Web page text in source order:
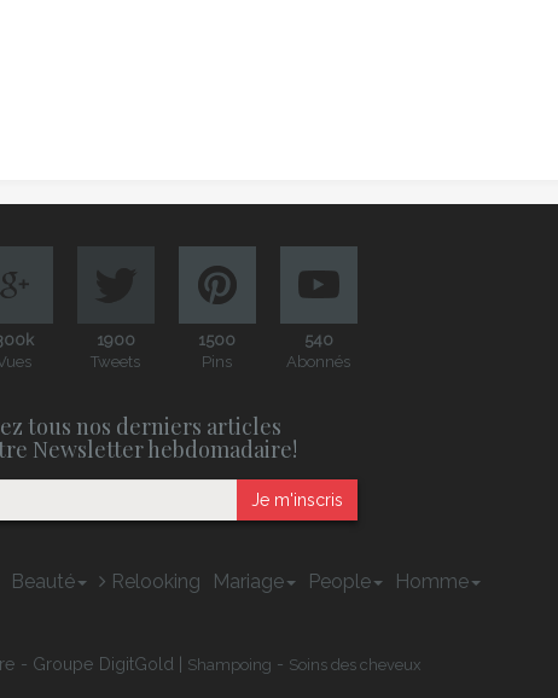
1900
Tweets
1500
Pins
540
Abonnés
tous nos derniers articles
Newsletter hebdomadaire!
Je m'inscris
Beauté Relooking Mariage People
Homme
- Groupe DigitGold | Shampoing - Soins des cheveux